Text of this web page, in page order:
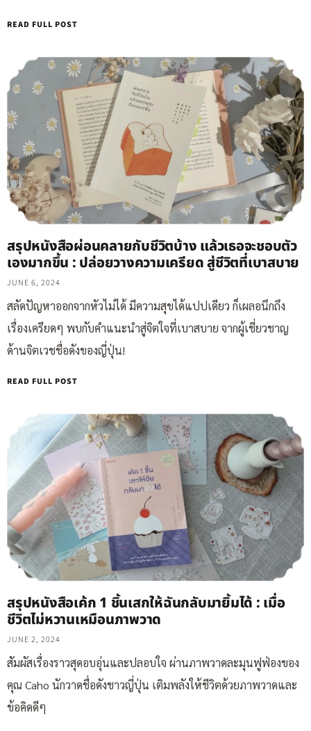
READ FULL POST
สรุปหนังสือผ่อนคลายกับชีวิตบ้าง แล้วเธอจะชอบตัว
เองมากขึ้น : ปล่อยวางความเครียด สู่ชีวิตที่เบาสบาย
JUNE 6, 2024
สลัดปัญหาออกจากหัวไม่ได้ มีความสุขได้แปปเดียว ก็เผลอนึกถึง
เรื่องเครียดๆ พบกับคำแนะนำสู่จิตใจที่เบาสบาย จากผู้เชี่ยวชาญ
ด้านจิตเวชชื่อดังของญี่ปุ่น!
READ FULL POST
สรุปหนังสือเค้ก 1 ชิ้นเสกให้ฉันกลับมายิ้มได้ : เมื่อ
ชีวิตไม่หวานเหมือนภาพวาด
JUNE 2, 2024
สัมผัสเรื่องราวสุดอบอุ่นและปลอบใจ ผ่านภาพวาดละมุนฟูฟ่องของ
คุณ Caho นักวาดชื่อดังชาวญี่ปุ่น เติมพลังให้ชีวิตด้วยภาพวาดและ
ข้อคิดดีๆ